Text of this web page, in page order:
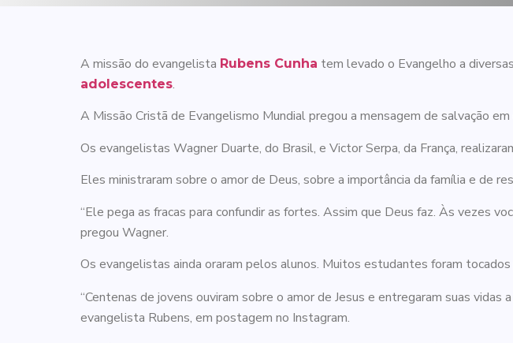
A missão do evangelista Rubens Cunha tem levado o Evangelho a diversas
adolescentes.
A Missão Cristã de Evangelismo Mundial pregou a mensagem de salvação
Os evangelistas Wagner Duarte, do Brasil, e Victor Serpa, da França,
Eles ministraram sobre o amor de Deus, sobre a importância da família e de
“Ele pega as fracas para confundir as fortes. Assim que Deus faz. Às vezes
pregou Wagner.
Os evangelistas ainda oraram pelos alunos. Muitos estudantes foram
“Centenas de jovens ouviram sobre o amor de Jesus e entregaram suas
evangelista Rubens, em postagem no Instagram.